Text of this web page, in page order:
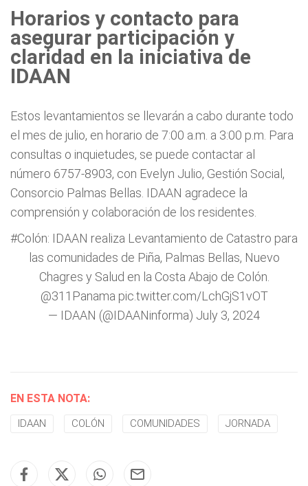
Horarios y contacto para
asegurar participación y
claridad en la iniciativa de
IDAAN
Estos levantamientos se llevarán a cabo durante todo
el mes de julio, en horario de 7:00 a.m. a 3:00 p.m. Para
consultas o inquietudes, se puede contactar al
número 6757-8903, con Evelyn Julio, Gestión Social,
Consorcio Palmas Bellas. IDAAN agradece la
comprensión y colaboración de los residentes.
#Colón: IDAAN realiza Levantamiento de Catastro para
las comunidades de Piña, Palmas Bellas, Nuevo
Chagres y Salud en la Costa Abajo de Colón.
@311Panama pic.twitter.com/LchGjS1vOT
— IDAAN (@IDAANinforma) July 3, 2024
EN ESTA NOTA:
IDAAN COLÓN COMUNIDADES JORNADA